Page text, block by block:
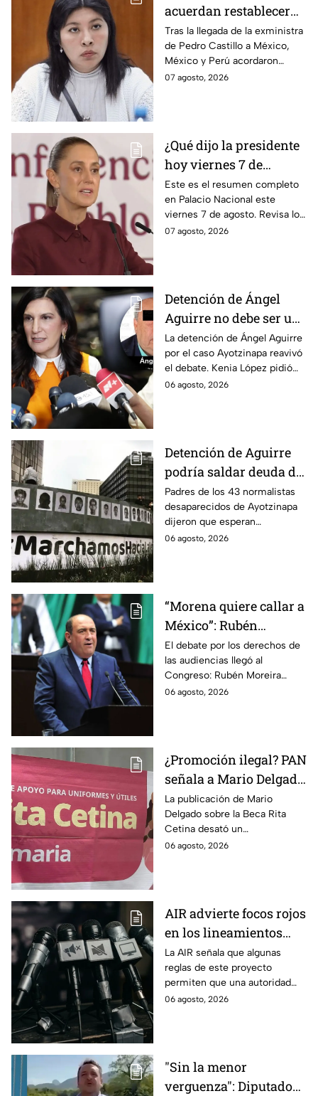
acuerdan restablecer
relaciones
diplomáticas tras
llegada de Betssy
Chávez al país
Tras la llegada de la exministra
de Pedro Castillo a México,
México y Perú acordaron
reanudar relaciones desde
07 agosto, 2026
¿Qué dijo la presidente
hoy viernes 7 de
agosto? Resumen EN
VIVO
Este es el resumen completo
en Palacio Nacional este
viernes 7 de agosto. Revisa los
datos presentados y las
07 agosto, 2026
Detención de Ángel
Aguirre no debe ser un
distractor, pide Kenia
López; exige justicia
por caso Ayotzinapa
La detención de Ángel Aguirre
por el caso Ayotzinapa reavivó
el debate. Kenia López pidió
que no sea un distractor
06 agosto, 2026
Detención de Aguirre
podría saldar deuda de
justicia: padres de los
43 de Ayotzinapa
Padres de los 43 normalistas
desaparecidos de Ayotzinapa
dijeron que esperan
información oficial sobre la
06 agosto, 2026
“Morena quiere callar a
México”: Rubén
Moreira pide frenar
discusión de
lineamientos de
audiencias hasta
El debate por los derechos de
las audiencias llegó al
Congreso: Rubén Moreira
reclama una consulta con
06 agosto, 2026
¿Promoción ilegal? PAN
señala a Mario Delgado
por publicación sobre
la Beca Rita Cetina
La publicación de Mario
Delgado sobre la Beca Rita
Cetina desató un
enfrentamiento entre Morena
06 agosto, 2026
AIR advierte focos rojos
en los lineamientos
para proteger a las
audiencias
La AIR señala que algunas
reglas de este proyecto
permiten que una autoridad
gubernamental supervise,
06 agosto, 2026
"Sin la menor
verguenza": Diputado